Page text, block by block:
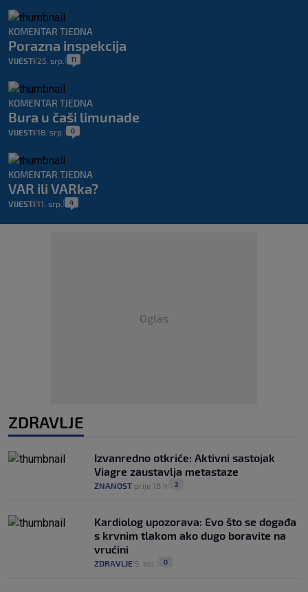
KOMENTAR TJEDNA
Porazna inspekcija
VIJESTI 25. srp. 11
KOMENTAR TJEDNA
Bura u čaši limunade
VIJESTI 18. srp. 0
KOMENTAR TJEDNA
VAR ili VARka?
VIJESTI 11. srp. 4
Oglas
ZDRAVLJE
Izvanredno otkriće: Aktivni sastojak
Viagre zaustavlja metastaze
ZNANOST prije 18 h 2
Kardiolog upozorava: Evo što se događa
s krvnim tlakom ako dugo boravite na
vrućini
ZDRAVLJE 5. kol. 0